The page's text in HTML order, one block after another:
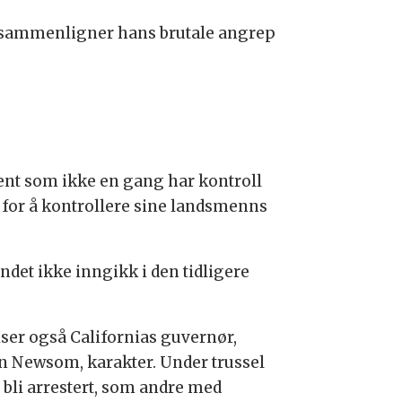
hans brutale angrep
som ikke en gang har kontroll
å kontrollere sine landsmenns
ikke inngikk i den tidligere
også Californias guvernør,
Newsom, karakter. Under trussel
bli arrestert, som andre med